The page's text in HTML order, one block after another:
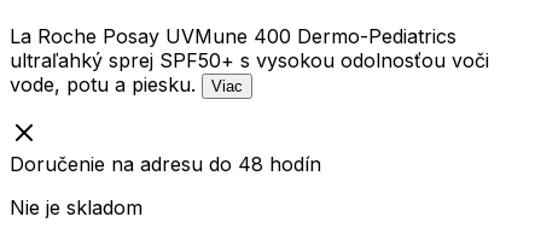
La Roche Posay UVMune 400 Dermo-Pediatrics
ultraľahký sprej SPF50+ s vysokou odolnosťou voči
vode, potu a piesku.
Viac
Doručenie na adresu do 48 hodín
Nie je skladom